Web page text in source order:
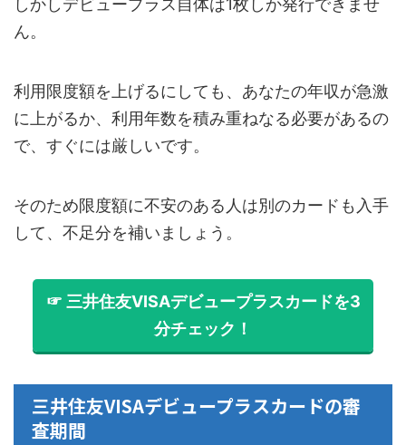
しかしデビュープラス自体は1枚しか発行できませ
ん。
利用限度額を上げるにしても、あなたの年収が急激
に上がるか、利用年数を積み重ねなる必要があるの
で、すぐには厳しいです。
そのため限度額に不安のある人は別のカードも入手
して、不足分を補いましょう。
☞ 三井住友VISAデビュープラスカードを3
分チェック！
三井住友VISAデビュープラスカードの審
査期間